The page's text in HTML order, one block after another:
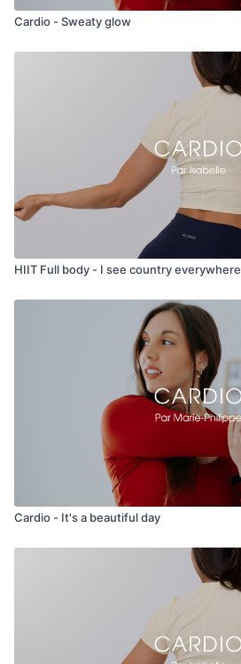
Cardio - Sweaty glow
HIIT Full body - I see country everywhere
Cardio - It's a beautiful day